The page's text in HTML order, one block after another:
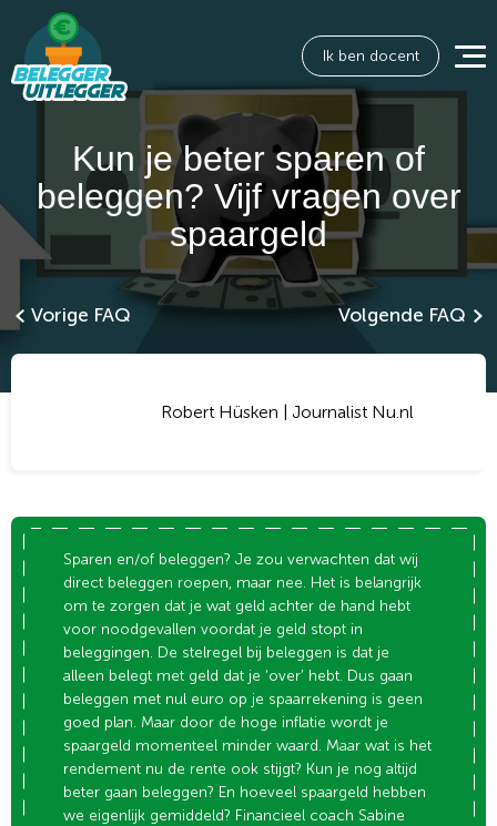
Ik ben docent
Kun je beter sparen of
beleggen? Vijf vragen over
spaargeld
Vorige FAQ Volgende FAQ
Robert Hüsken | Journalist Nu.nl
Sparen en/of beleggen? Je zou verwachten dat wij
direct beleggen roepen, maar nee. Het is belangrijk
om te zorgen dat je wat geld achter de hand hebt
voor noodgevallen voordat je geld stopt in
beleggingen. De stelregel bij beleggen is dat je
alleen belegt met geld dat je ‘over’ hebt. Dus gaan
beleggen met nul euro op je spaarrekening is geen
goed plan. Maar door de hoge inflatie wordt je
spaargeld momenteel minder waard. Maar wat is het
rendement nu de rente ook stijgt? Kun je nog altijd
beter gaan beleggen? En hoeveel spaargeld hebben
we eigenlijk gemiddeld? Financieel coach Sabine